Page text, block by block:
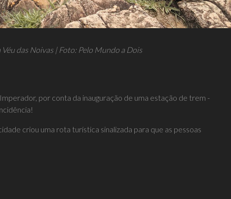
das Noivas | Foto: Pelo Mundo a Dois
por conta da inauguração de uma estação de trem -
criou uma rota turística sinalizada para que as pessoas